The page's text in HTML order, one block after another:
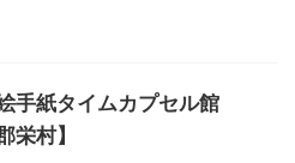
手紙タイムカプセル館
栄村】